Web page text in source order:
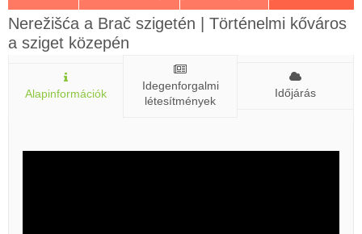
Nerežišća a Brač szigetén | Történelmi kőváros
a sziget közepén
Alapinformációk
Idegenforgalmi
létesítmények
Időjárás